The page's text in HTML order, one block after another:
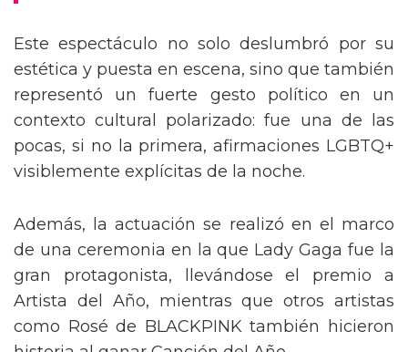
Este espectáculo no solo deslumbró por su
estética y puesta en escena, sino que también
representó un fuerte gesto político en un
contexto cultural polarizado: fue una de las
pocas, si no la primera, afirmaciones LGBTQ+
visiblemente explícitas de la noche.
Además, la actuación se realizó en el marco
de una ceremonia en la que Lady Gaga fue la
gran protagonista, llevándose el premio a
Artista del Año, mientras que otros artistas
como Rosé de BLACKPINK también hicieron